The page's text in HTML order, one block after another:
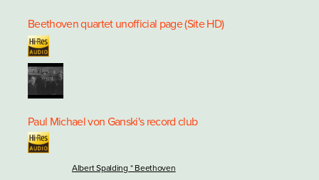
Beethoven quartet unofficial page (Site HD)
Paul Michael von Ganski's record club
Albert Spalding * Beethoven